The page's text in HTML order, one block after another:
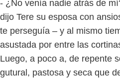
- ¿No venía nadie atrás de
dijo Tere su esposa con
te perseguía – y al mismo
asustada por entre las
Luego, a poco a, de repente
gutural, pastosa y seca que